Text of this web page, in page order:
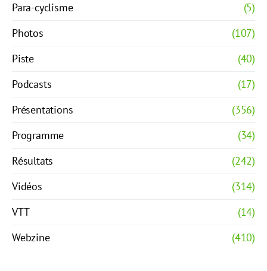
Para-cyclisme
(5)
Photos
(107)
Piste
(40)
Podcasts
(17)
Présentations
(356)
Programme
(34)
Résultats
(242)
Vidéos
(314)
VTT
(14)
Webzine
(410)